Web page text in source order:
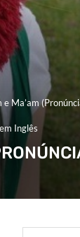
Ma’am
Inglês